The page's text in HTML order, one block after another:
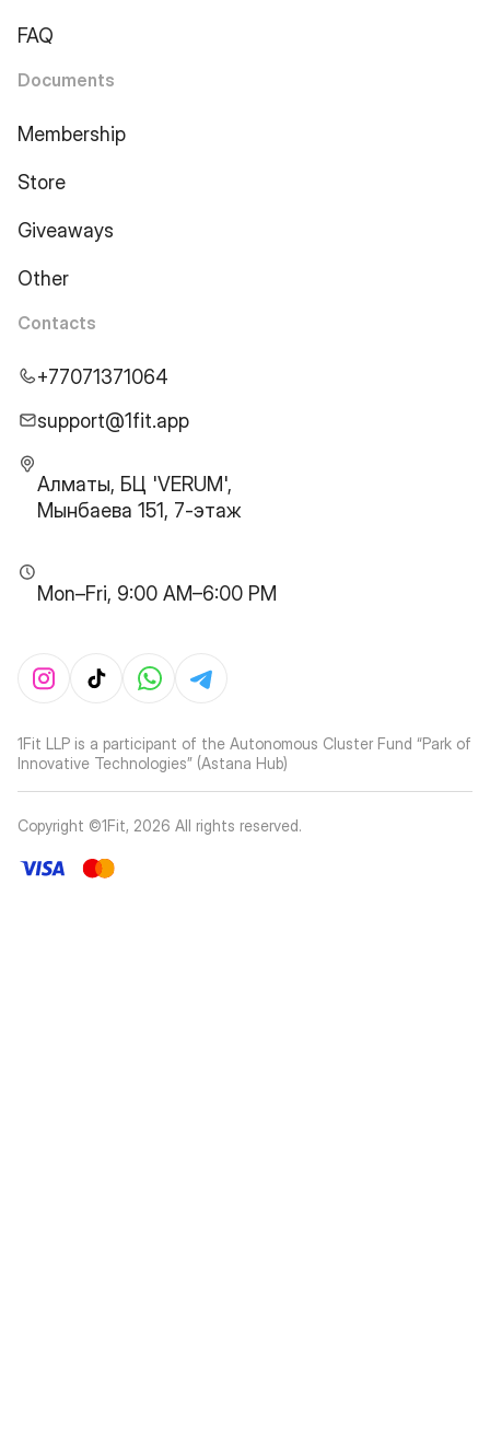
FAQ
Documents
Membership
Store
Giveaways
Other
Contacts
+77071371064
support@1fit.app
Алматы, БЦ 'VERUM',
Мынбаева 151, 7-этаж
Mon–Fri, 9:00 AM–6:00 PM
1Fit LLP is a participant of the Autonomous Cluster Fund “Park of
Innovative Technologies” (Astana Hub)
Copyright ©1Fit, 2026 All rights reserved.